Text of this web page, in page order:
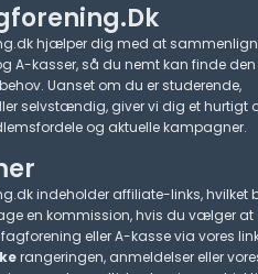
hjælper dig med at
A-kasser, så du nemt kan finde
Uanset om du er studerende,
selvstændig, giver vi dig et hurtigt
og aktuelle kampagner.​
indeholder affiliate-links, hvilket
en kommission, hvis du vælger at
eller A-kasse via vores
rangeringen, anmeldelser eller